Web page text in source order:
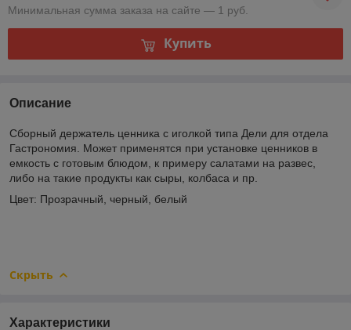
Минимальная сумма заказа на сайте — 1 руб.
Купить
Описание
Сборный держатель ценника с иголкой типа Дели для отдела
Гастрономия. Может применятся при установке ценников в
емкость с готовым блюдом, к примеру салатами на развес,
либо на такие продукты как сыры, колбаса и пр.
Цвет: Прозрачный, черный, белый
Скрыть
Характеристики